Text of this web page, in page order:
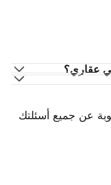
عقاري؟
عن جميع أسئلتك